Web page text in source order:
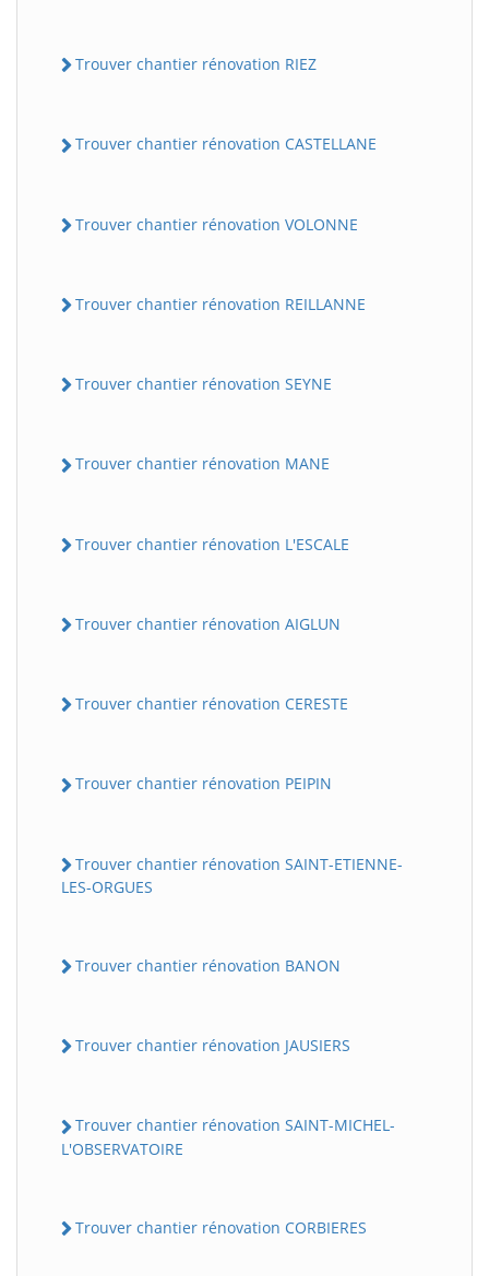
Trouver chantier rénovation RIEZ
Trouver chantier rénovation CASTELLANE
Trouver chantier rénovation VOLONNE
Trouver chantier rénovation REILLANNE
Trouver chantier rénovation SEYNE
Trouver chantier rénovation MANE
Trouver chantier rénovation L'ESCALE
Trouver chantier rénovation AIGLUN
Trouver chantier rénovation CERESTE
Trouver chantier rénovation PEIPIN
Trouver chantier rénovation SAINT-ETIENNE-
LES-ORGUES
Trouver chantier rénovation BANON
Trouver chantier rénovation JAUSIERS
Trouver chantier rénovation SAINT-MICHEL-
L'OBSERVATOIRE
Trouver chantier rénovation CORBIERES